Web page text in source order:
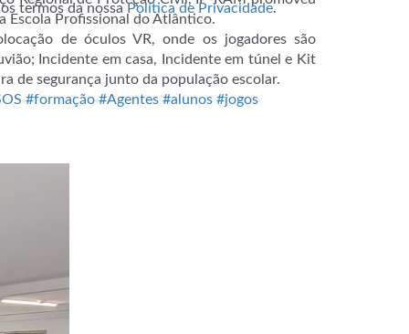
Escola Profissional do Atlântico.
de óculos VR, onde os jogadores são
Incidente em casa, Incidente em túnel e Kit
de segurança junto da população escolar.
#formação #Agentes #alunos #jogos
termos da nossaPolítica de Privacidade.